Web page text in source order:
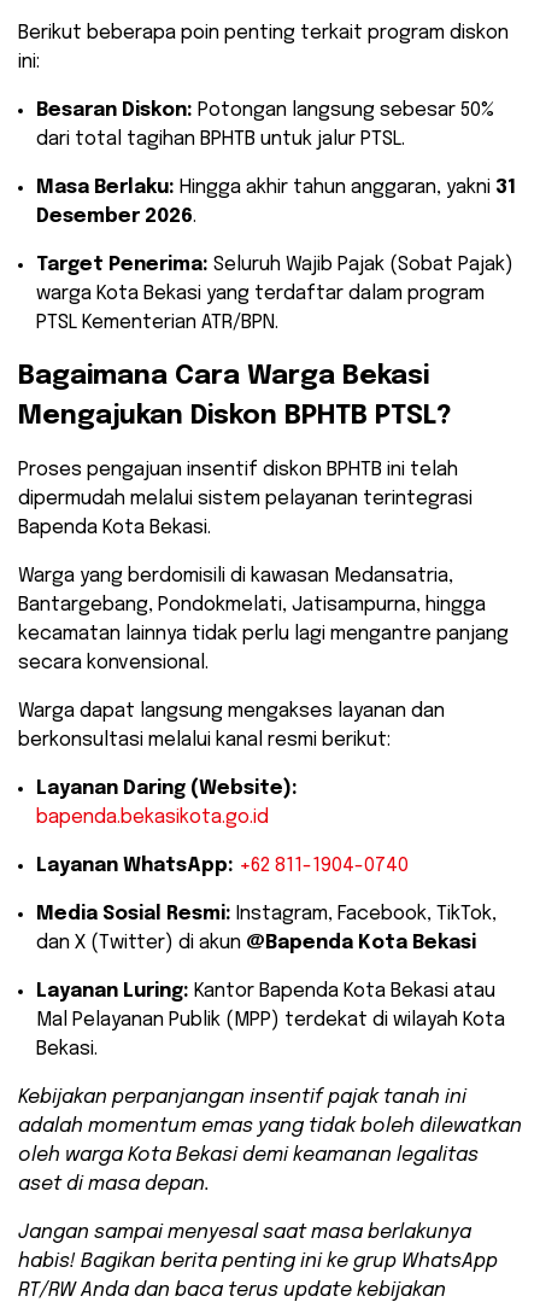
​Berikut beberapa poin penting terkait program diskon
ini:
Besaran Diskon: Potongan langsung sebesar 50%
dari total tagihan BPHTB untuk jalur PTSL.
Masa Berlaku: Hingga akhir tahun anggaran, yakni 31
Desember 2026.
Target Penerima: Seluruh Wajib Pajak (Sobat Pajak)
warga Kota Bekasi yang terdaftar dalam program
PTSL Kementerian ATR/BPN.
Bagaimana Cara Warga Bekasi
Mengajukan Diskon BPHTB PTSL?
​Proses pengajuan insentif diskon BPHTB ini telah
dipermudah melalui sistem pelayanan terintegrasi
Bapenda Kota Bekasi.
Warga yang berdomisili di kawasan Medansatria,
Bantargebang, Pondokmelati, Jatisampurna, hingga
kecamatan lainnya tidak perlu lagi mengantre panjang
secara konvensional.
​Warga dapat langsung mengakses layanan dan
berkonsultasi melalui kanal resmi berikut:
Layanan Daring (Website):
bapenda.bekasikota.go.id
Layanan WhatsApp: +62 811-1904-0740
Media Sosial Resmi: Instagram, Facebook, TikTok,
dan X (Twitter) di akun @Bapenda Kota Bekasi
Layanan Luring: Kantor Bapenda Kota Bekasi atau
Mal Pelayanan Publik (MPP) terdekat di wilayah Kota
Bekasi.
Kebijakan perpanjangan insentif pajak tanah ini
adalah momentum emas yang tidak boleh dilewatkan
oleh warga Kota Bekasi demi keamanan legalitas
aset di masa depan.
Jangan sampai menyesal saat masa berlakunya
habis! Bagikan berita penting ini ke grup WhatsApp
RT/RW Anda dan baca terus update kebijakan